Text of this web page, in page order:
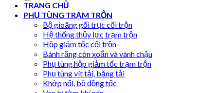
TRANG CHỦ
PHỤ TÙNG TRẠM TRỘN
Bộ gioăng gối trục cối trộn
Hệ thống thủy lực trạm trộn
Hộp giảm tốc cối trộn
Bánh răng côn xoắn và vành chậu
Phụ tùng hộp giảm tốc trạm trộn
Phụ tùng vít tải, băng tải
Khớp nối, bộ đồng tốc